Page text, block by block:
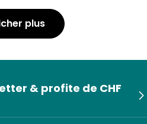
plus
& profite de CHF